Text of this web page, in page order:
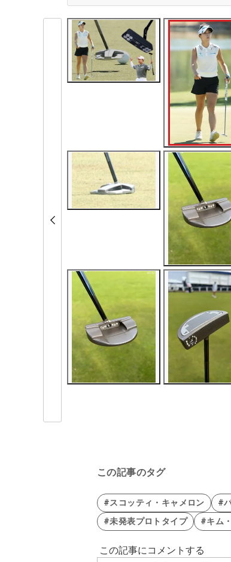
この記事のタグ
#スコッティ・キャメロン #
#未発表プロトタイプ
#キム